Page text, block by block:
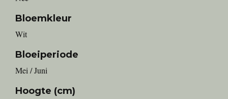
Bloemkleur
Wit
Bloeiperiode
Mei / Juni
Hoogte (cm)